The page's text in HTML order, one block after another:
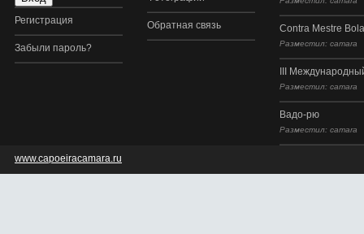
Регистрация
Забыли пароль?
Обратная связь Contra Mestre Bola
Разместил: camara
III
Разместил: camara
Вадо-рю
Разместил: camara
www.capoeiracamara.ru